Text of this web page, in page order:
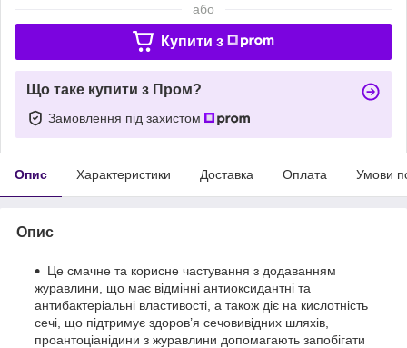
або
Купити з
Що таке купити з Пром?
Замовлення під захистом
Опис Характеристики Доставка Оплата Умови
Опис
Це смачне та корисне частування з додаванням
журавлини, що має відмінні антиоксидантні та
антибактеріальні властивості, а також діє на кислотність
сечі, що підтримує здоров’я сечовивідних шляхів,
проантоціанідини з журавлини допомагають запобігати